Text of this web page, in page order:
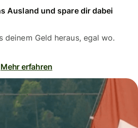
Ausland und spare dir dabei
deinem Geld heraus, egal wo.
Mehr erfahren